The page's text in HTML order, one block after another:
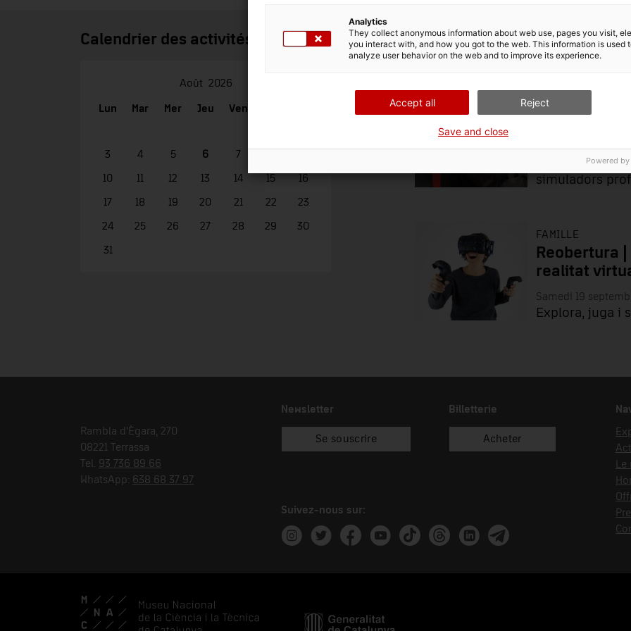
Calendrier des activités
Août 2026
Lun Mar Mer Jeu Ven
3 4 5 6 7
10 11 12 13 14 15 16
17 18 19 20 21 22 23
24 25 26 27 28 29 30
31
Famille Recherche et
Reobertura |
Samedi 19
Sent l'emoció
simuladors
FAMILLE
Reobertura
realitat
Samedi 19
Explora, juga i
Rambla d'Ègara, 270
08221 Terrassa
Tel. 93 736 89 66
WhatsApp: 638 68 37 97
Newsletter
Se souscrire
Billetterie
Acheter
Suivez-nous sur:
Instagram
TwitterFacebookYoutubeTik TokThreadsLinkedinTelegram
Analytics
They collect anonymous information about web use, pages you visit,
you interact with, and how you got to the web. This information is used
analyze user behavior on the web and to improve its experience.
Accept all Reject
Save and close
Powered by